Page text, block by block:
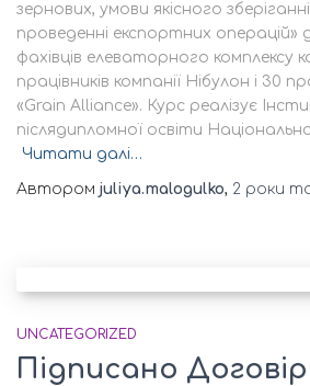
зернових, умови якісного
проведенні експортних операцій»
фахівців елеваторного комплексу
працівників компанії Нібулон і 30
«Grain Alliance». Курс реалізує
післядипломної освіти
Читати далі…
Автором juliya.malogulko, 2 роки
UNCATEGORIZED
Підписано